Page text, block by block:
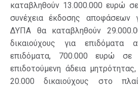
καταβληθούν 13.000.000 ευρώ
συνέχεια έκδοσης
ΔΥΠΑ θα καταβληθούν
δικαιούχους για επιδόματα
επιδόματα, 700.000 ευρώ σε
επιδοτούμενη άδεια
20.000 δικαιούχους στο